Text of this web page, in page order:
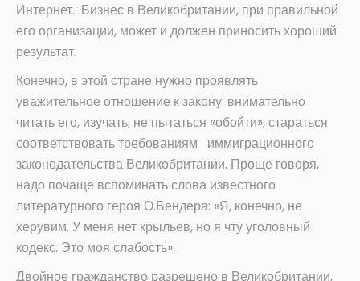
Интернет. Бизнес в Великобритании, при правильной
его организации, может и должен приносить хороший
результат.
Конечно, в этой стране нужно проявлять
уважительное отношение к закону: внимательно
читать его, изучать, не пытаться «обойти», стараться
соответствовать требованиям иммиграционного
законодательства Великобритании. Проще говоря,
надо почаще вспоминать слова известного
литературного героя О.Бендера: «Я, конечно, не
херувим. У меня нет крыльев, но я чту уголовный
кодекс. Это моя слабость».
Двойное гражданство разрешено в Великобритании,